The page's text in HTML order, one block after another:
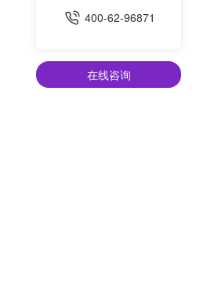
400-62-96871
在线咨询